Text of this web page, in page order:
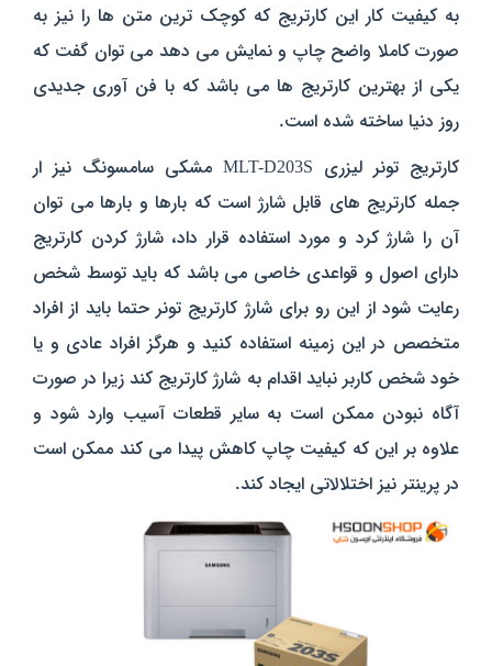
به کیفیت کار این کارتریج که کوچک ترین متن ها را نیز به
صورت کاملا واضح چاپ و نمایش می دهد می توان گفت که
یکی از بهترین کارتریج ها می باشد که با فن آوری جدیدی
روز دنیا ساخته شده است.
کارتریج تونر لیزری MLT-D203S مشکی سامسونگ نیز ار
جمله کارتریج های قابل شارژ است که بارها و بارها می توان
آن را شارژ کرد و مورد استفاده قرار داد، شارژ کردن کارتریج
دارای اصول و قواعدی خاصی می باشد که باید توسط شخص
رعایت شود از این رو برای شارژ کارتریج تونر حتما باید از افراد
متخصص در این زمینه استفاده کنید و هرگز افراد عادی و یا
خود شخص کاربر نباید اقدام به شارژ کارتریج کند زیرا در صورت
آگاه نبودن ممکن است به سایر قطعات آسیب وارد شود و
علاوه بر این که کیفیت چاپ کاهش پیدا می کند ممکن است
در پرینتر نیز اختلالاتی ایجاد کند.